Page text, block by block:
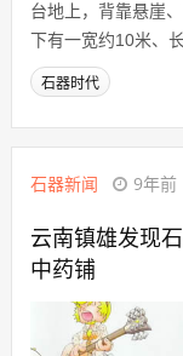
台地上，背靠悬崖
下有一宽约10米、
石器时代
石器新闻 9年前
云南镇雄发现
中药铺